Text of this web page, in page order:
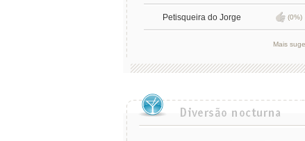
Petisqueira do Jorge (0%)
Mais